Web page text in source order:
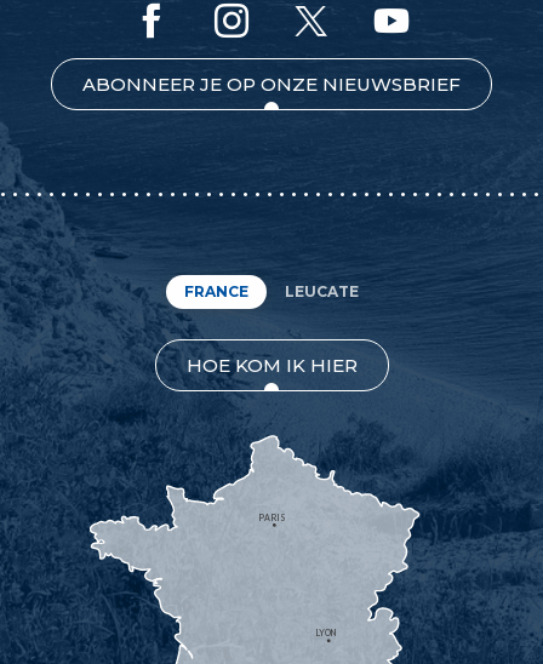
ABONNEER JE OP ONZE NIEUWSBRIEF
FRANCE LEUCATE
HOE KOM IK HIER
LYON
PARIS